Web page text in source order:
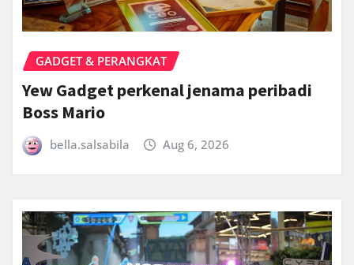
GADGET & PERANGKAT
Yew Gadget perkenal jenama peribadi
Boss Mario
bella.salsabila Aug 6, 2026